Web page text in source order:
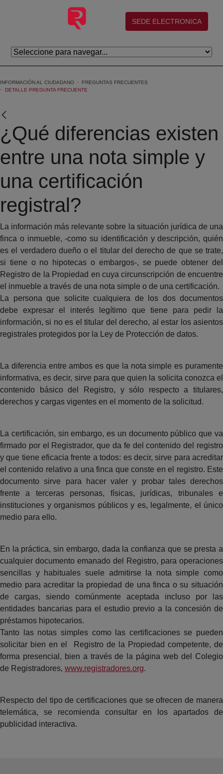
Saltar al contenido principal
(abre en nueva ventana)
SEDE ELECTRONICA
INFORMACIÓN AL CIUDADANO
PREGUNTAS FRECUENTES
DETALLE PREGUNTA FRECUENTE
¿Qué diferencias existen
entre una nota simple y
una certificación
registral?
La información más relevante sobre la situación jurídica de una
finca o inmueble, -como su identificación y descripción, quién
es el verdadero dueño o el titular del derecho de que se trate,
si tiene o no hipotecas o embargos-, se puede obtener del
Registro de la Propiedad en cuya circunscripción de encuentre
el inmueble a través de una nota simple o de una certificación.
La persona que solicite cualquiera de los dos documentos
debe expresar el interés legítimo que tiene para pedir la
información, si no es el titular del derecho, al estar los asientos
registrales protegidos por la Ley de Protección de datos.
La diferencia entre ambos es que la nota simple es puramente
informativa, es decir, sirve para que quien la solicita conozca el
contenido básico del Registro, y sólo respecto a titulares,
derechos y cargas vigentes en el momento de la solicitud.
La certificación, sin embargo, es un documento público que va
firmado por el Registrador, que da fe del contenido del registro
y que tiene eficacia frente a todos: es decir, sirve para acreditar
el contenido relativo a una finca que conste en el registro. Este
documento sirve para hacer valer y probar tales derechos
frente a terceras personas, físicas, jurídicas, tribunales e
instituciones y organismos públicos y es, legalmente, el único
medio para ello.
En la práctica, sin embargo, dada la confianza que se presta a
cualquier documento emanado del Registro, para operaciones
sencillas y habituales suele admitirse la nota simple como
medio para acreditar la propiedad de una finca o su situación
de cargas, siendo comúnmente aceptada incluso por las
entidades bancarias para el estudio previo a la concesión de
préstamos hipotecarios.
Tanto las notas simples como las certificaciones se pueden
solicitar bien en el Registro de la Propiedad competente, de
forma presencial, bien a través de la página web del Colegio
de Registradores, www.registradores.org.
Respecto del tipo de certificaciones que se ofrecen de manera
telemática, se recomienda consultar en los apartados de
publicidad interactiva.